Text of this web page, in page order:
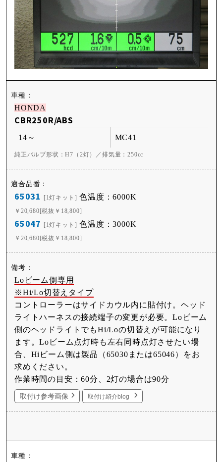
HONDA
CBR250R/ABS
14～ MC41
純正バルブ形状：H7（2灯）／排気量：250cc
65031 [1灯キット] 色温度：6000K
￥20,680[税抜￥18,800]
65047 [1灯キット] 色温度：3000K
￥20,680[税抜￥18,800]
Loビーム側専用
※Hi/Lo切替えタイプ
コントローラーはサイドカウル内に貼付け。ヘッド
ライトハーネスの接続端子の変更が必要。Loビーム
側のヘッドライトでもHi/Loの切替えが可能になり
ます。Loビーム点灯時も左右同時点灯させたい場
合、Hiビーム側は製品（65030または65046）をお
求めください。
作業時間の目安：60分、2灯の場合は90分
取付け参考画像 取付け紹介blog